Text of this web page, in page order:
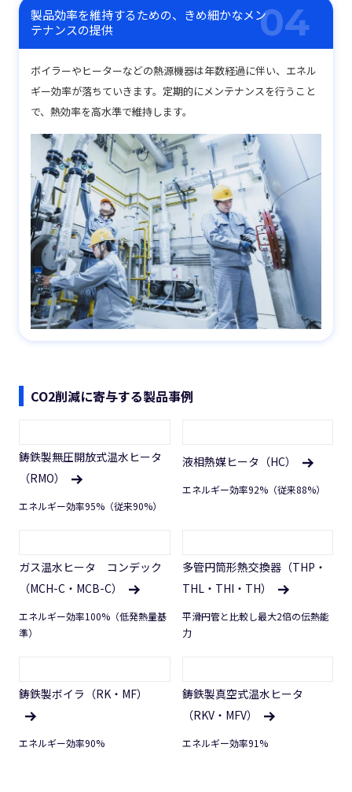
製品効率を維持するための、きめ細かなメン
テナンスの提供
ボイラーやヒーターなどの熱源機器は年数経過に伴い、エネル
ギー効率が落ちていきます。定期的にメンテナンスを行うこと
で、熱効率を高水準で維持します。
CO2削減に寄与する製品事例
鋳鉄製無圧開放式温水ヒータ
（RMO）
エネルギー効率95%（従来90%）
液相熱媒ヒータ（HC）
エネルギー効率92%（従来88%）
ガス温水ヒータ コンデック
（MCH-C・MCB-C）
エネルギー効率100%（低発熱量基
準）
多管円筒形熱交換器（THP・
THL・THI・TH）
平滑円管と比較し最大2倍の伝熱能
力
鋳鉄製ボイラ（RK・MF）
エネルギー効率90%
鋳鉄製真空式温水ヒータ
（RKV・MFV）
エネルギー効率91%